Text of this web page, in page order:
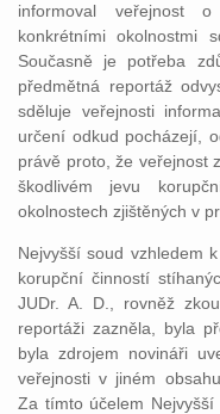
informoval veřejnost
konkrétními okolnostmi
Současně je potřeba
předmětná reportáž
sděluje veřejnosti
určení odkud pocházejí,
právě proto, že veřejnost
škodlivém jevu
okolnostech zjištěných v
Nejvyšší soud vzhledem
korupční činností
JUDr. A. D., rovněž
reportáži zazněla, byla
byla zdrojem novináři
veřejnosti v jiném
Za tímto účelem Nejvyšší